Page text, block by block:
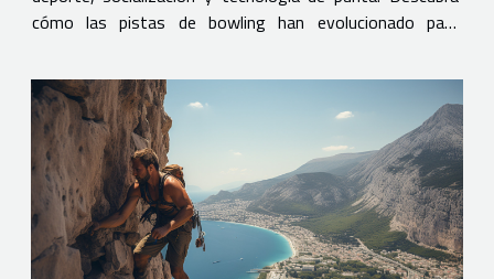
cómo las pistas de bowling han evolucionado para
tanto para los aficionados como para...